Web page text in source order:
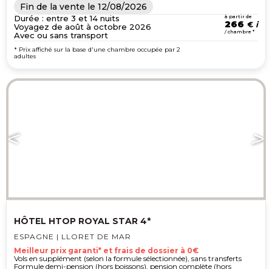
Fin de la vente le 12/08/2026
Durée : entre 3 et 14 nuits
Voyagez de août à octobre 2026
Avec ou sans transport
à partir de
266 €
/ chambre *
* Prix affiché sur la base d'une chambre occupée par 2
adultes
HÔTEL HTOP ROYAL STAR 4*
ESPAGNE | LLORET DE MAR
Meilleur prix garanti* et frais de dossier à 0€
Vols en supplément (selon la formule sélectionnée), sans transferts
Formule demi-pension (hors boissons), pension complète (hors